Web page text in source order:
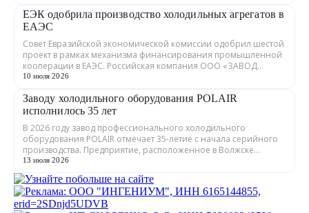
ЕЭК одобрила производство холодильных агрегатов в
ЕАЭС
Совет Евразийской экономической комиссии одобрил шестой
проект в рамках механизма финансирования промышленной
кооперации в ЕАЭС. Российская компания ООО «ЗАВОД
ГРАДИЕНТ» совместно с предприятия...
10 июля 2026
Заводу холодильного оборудования POLAIR
исполнилось 35 лет
В 2026 году завод профессионального холодильного
оборудования POLAIR отмечает 35-летие с начала серийного
производства. Предприятие, расположенное в Волжске
Республики Марий Эл, выпускает обору...
13 июля 2026